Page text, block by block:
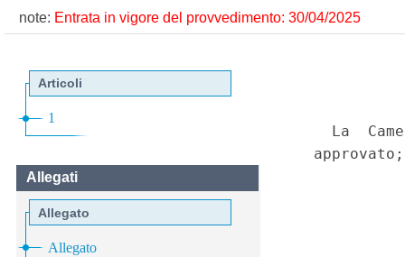
note: Entrata in vigore del provvedimento: 30/04/2025